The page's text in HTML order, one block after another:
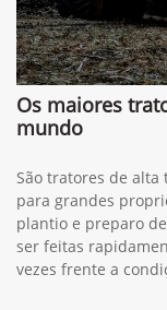
Os maiores
mundo
São tratores de
para grandes
plantio e preparo
ser feitas
vezes frente a